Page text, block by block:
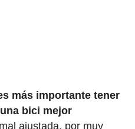
más importante tener
bici mejor
ajustada, por muy